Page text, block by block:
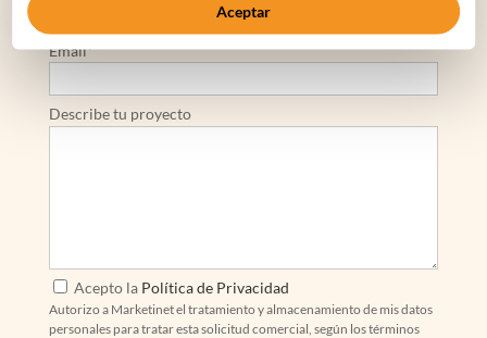
Email*
Describe tu proyecto
Acepto la Política de Privacidad
Autorizo a Marketinet el tratamiento y almacenamiento de mis datos
personales para tratar esta solicitud comercial, según los términos
Aceptar